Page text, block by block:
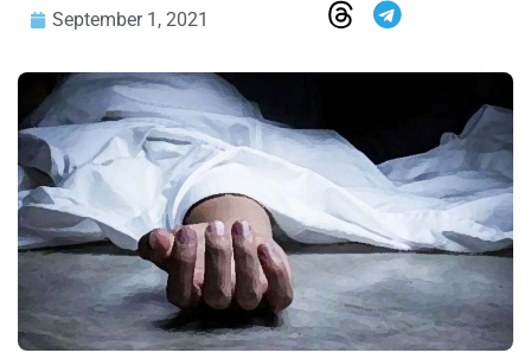
September 1, 2021